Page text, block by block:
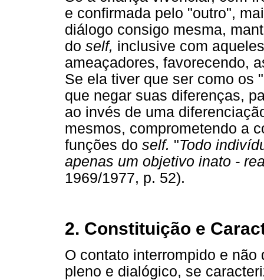
e confirmada pelo "outro",
diálogo consigo mesma,
do self, inclusive com
ameaçadores, favorecendo,
Se ela tiver que ser como os
que negar suas diferenças,
ao invés de uma
mesmos, comprometendo a
funções do self. "Todo
apenas um objetivo inato -
1969/1977, p. 52).
2. Constituição e
O contato interrompido e
pleno e dialógico, se